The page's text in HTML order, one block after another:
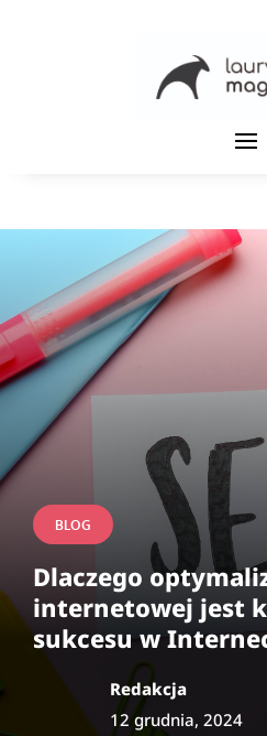
BLOG
Dlaczego
internetowej jest
sukcesu w
Redakcja
12 grudnia, 2024